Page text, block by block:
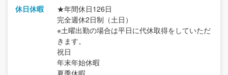
休日休暇
★年間休日126日
完全週休2日制（土日）
※土曜出勤の場合は平日に代休取得をしていただ
きます。
祝日
年末年始休暇